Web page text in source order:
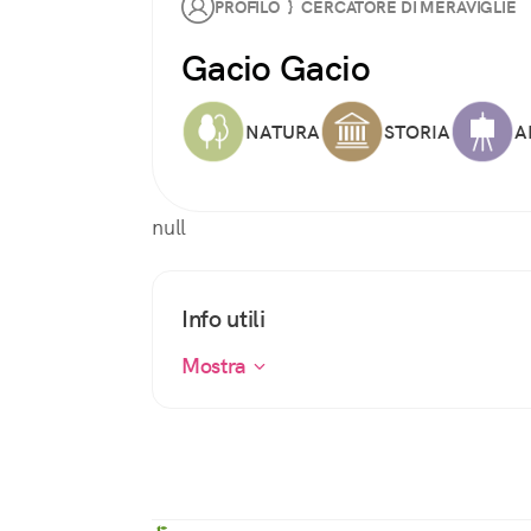
PROFILO } CERCATORE DI MERAVIGLIE
Gacio Gacio
NATURA STORIA
null
Info utili
Mostra